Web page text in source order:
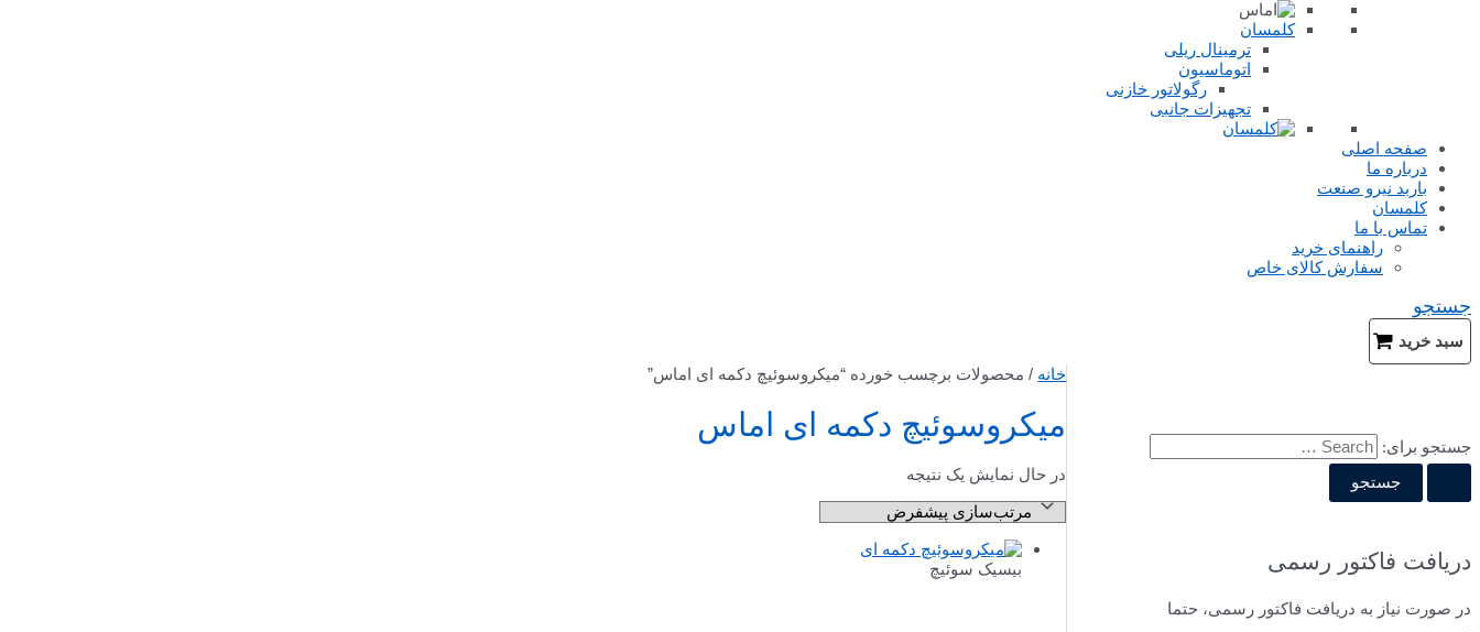
کلمسان
ترمینال ریلی
اتوماسیون
رگولاتور خازنی
تجهیزات جانبی
صفحه اصلی
درباره ما
باربد نیرو صنعت
کلمسان
تماس با ما
راهنمای خرید
سفارش کالای خاص
جستجو
سبد خرید
جستجو برای:
دریافت فاکتور رسمی
در صورت نیاز به دریافت فاکتور رسمی، حتما
خانه / محصولات برچسب خورده “میکروسوئیچ دکمه ای اماس”
میکروسوئیچ دکمه ای اماس
در حال نمایش یک نتیجه
بیسیک سوئیچ